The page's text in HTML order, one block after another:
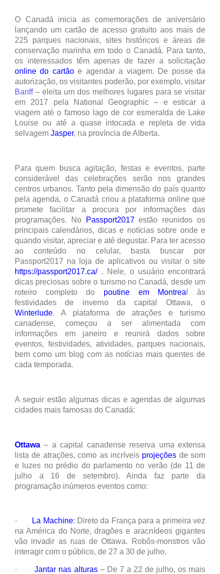
O Canadá inicia as comemorações de aniversário
lançando um cartão de acesso gratuito aos mais de
225 parques nacionais, sites históricos e áreas de
conservação marinha em todo o Canadá. Para tanto,
os interessados têm apenas de fazer a solicitação
online do cartãoe agendar a viagem. De posse da
autorização, os visitantes poderão, por exemplo, visitar
Banff– eleita um dos melhores lugares para se visitar
em 2017 pela National Geographic – e esticar a
viagem até o famoso lago de cor esmeralda de Lake
Louise ou até a quase intocada e repleta de vida
selvagem Jasper, na província de Alberta.
Para quem busca agitação, festas e eventos, parte
considerável das celebrações serão nos grandes
centros urbanos. Tanto pela dimensão do país quanto
pela agenda, o Canadá criou a plataforma online que
promete facilitar a procura por informações das
programações. No
Passport2017estão reunidos os
principais calendários, dicas e notícias sobre onde e
quando visitar, apreciar e até degustar. Para ter acesso
ao conteúdo no celular, basta buscar por
Passport2017 na loja de aplicativos ou visitar o site
https://passport2017.ca/. Nele, o usuário encontrará
dicas preciosas sobre o turismo no Canadá, desde um
roteiro completo do poutine em Montrea
às
festividades de inverno da capital Ottawa, o
Winterlude. A plataforma de atrações e turismo
canadense, começou a ser alimentada com
informações em janeiro e reunirá dados sobre
eventos, festividades, atividades, parques nacionais,
bem como um blog com as notícias mais quentes de
cada temporada.
A seguir estão algumas dicas e agendas de algumas
cidades mais famosas do Canadá:
Ottawa – a capital canadense reserva uma extensa
lista de atrações, como as incríveis projeções de som
e luzes no prédio do parlamento no verão (de 11 de
julho a 16 de setembro). Ainda faz parte da
programação inúmeros eventos como:
· La Machine: Direto da França para a primeira vez
na América do Norte, dragões e aracnídeos gigantes
vão invadir as ruas de Ottawa. Robôs-monstros vão
interagir com o público, de 27 a 30 de julho.
·Jantar nas alturas– De 7 a 22 de julho, os mais